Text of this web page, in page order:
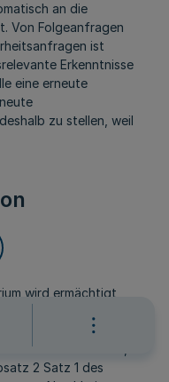
an die
Von Folgeanfragen
ist
Erkenntnisse
eine erneute
zu stellen, weil
wird ermächtigt,
2 und § 123 Absatz 5
Westfalen,
2 Satz 1 des